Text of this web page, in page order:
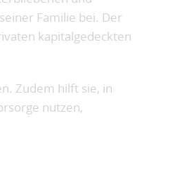
Familie bei. Der
kapitalgedeckten
Zudem hilft sie, in
nutzen,